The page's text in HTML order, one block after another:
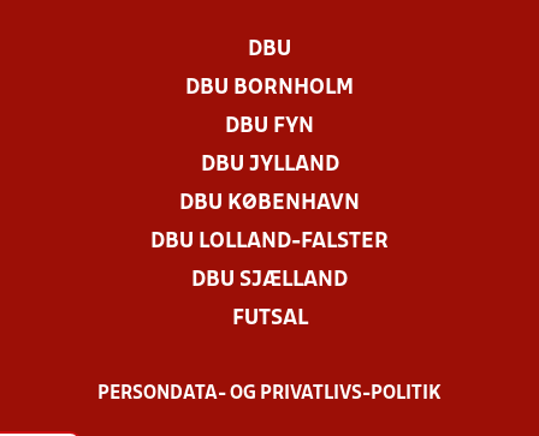
DBU
DBU BORNHOLM
DBU FYN
DBU JYLLAND
DBU KØBENHAVN
DBU LOLLAND-FALSTER
DBU SJÆLLAND
FUTSAL
PERSONDATA- OG PRIVATLIVS-POLITIK